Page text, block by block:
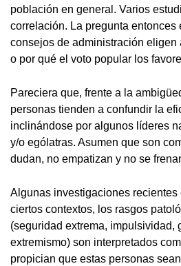
población en general. Varios
correlación. La pregunta entonces
consejos de administración
o por qué el voto popular los
Pareciera que, frente a la
personas tienden a confundir la
inclinándose por algunos líderes
y/o ególatras. Asumen que son
dudan, no empatizan y no se
Algunas investigaciones recientes
ciertos contextos, los rasgos
(seguridad extrema, impulsividad,
extremismo) son interpretados
propician que estas personas